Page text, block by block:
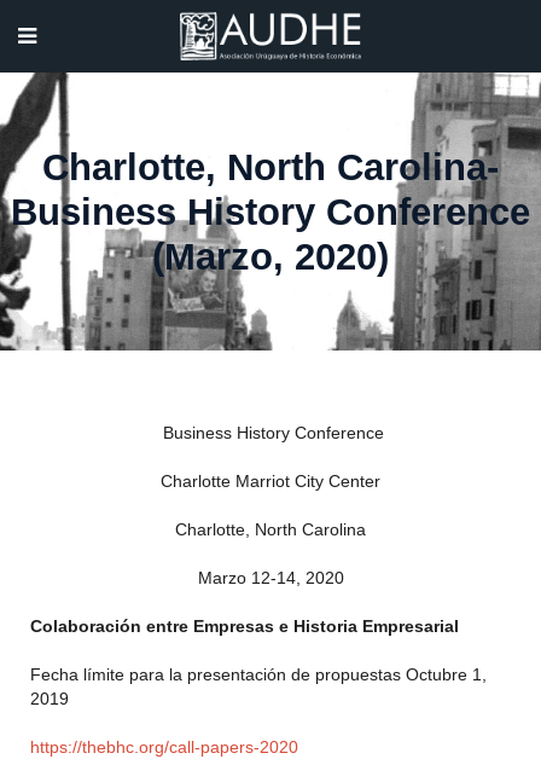
Charlotte, North Carolina-
Business History Conference
(Marzo, 2020)
Business History Conference
Charlotte Marriot City Center
Charlotte, North Carolina
Marzo 12-14, 2020
Colaboración entre Empresas e Historia Empresarial
Fecha límite para la presentación de propuestas Octubre 1,
2019
https://thebhc.org/call-papers-2020